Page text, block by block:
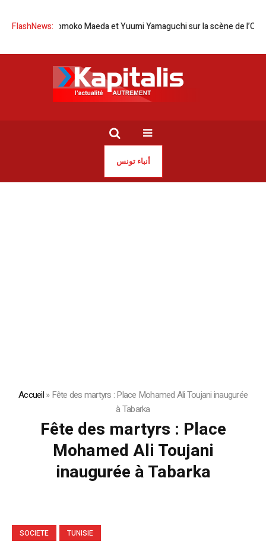
FlashNews:
| Tomoko Maeda et Yuumi Yamaguchi sur la scène de l’Opéra de
أنباء تونس
Accueil»Fête des martyrs : Place Mohamed Ali Toujani inaugurée
à Tabarka
Fête des martyrs : Place
Mohamed Ali Toujani
inaugurée à Tabarka
SOCIETE TUNISIE